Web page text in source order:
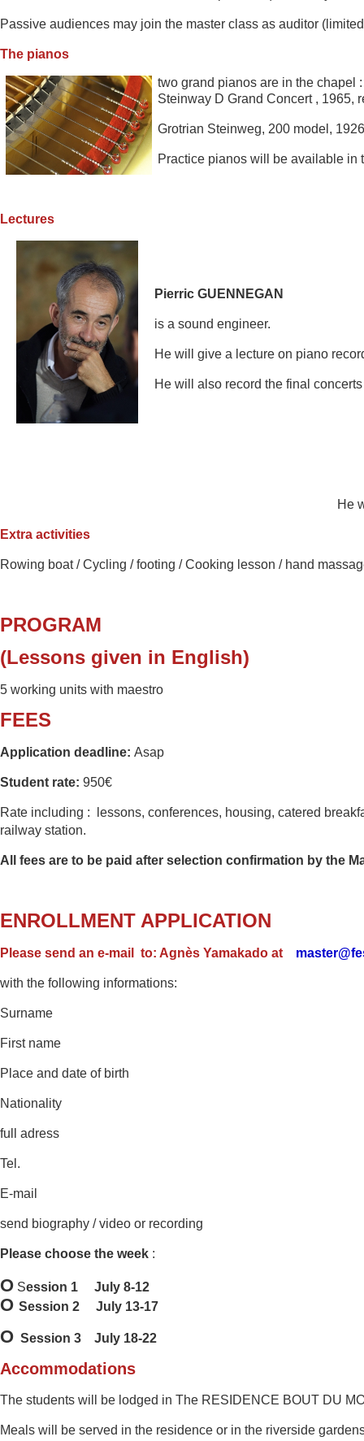
Passive audiences may join the master class as auditor
The pianos
two grand pianos are in the chapel
Steinway D Grand Concert , 1965,
Grotrian Steinweg, 200 model,
Practice pianos will be available in
Lectures
Pierric GUENNEGAN
is a sound engineer.
He will give a lecture on piano
He will also record the final
He
Extra activities
Rowing boat /Cycling / footing / Cooking lesson / hand
PROGRAM
(Lessons given in English)
5 working units with maestro
FEES
Application deadline: Asap
Student rate: 950€
Rate including : lessons, conferences, housing, catered
railway station.
All fees are to be paid after selection confirmation by the
ENROLLMENT APPLICATION
Please send an e-mail to: Agnès Yamakado at
with the following informations:
Surname
First name
Place and date of birth
Nationality
full adress
Tel.
E-mail
send biography / video or recording
Please choose the week :
O Session 1 July 8-12
O Session 2 July 13-17
O Session 3 July 18-22
Accommodations
The students will be lodged in The RESIDENCE BOUT DU
Meals will be served in the residence or in the riverside